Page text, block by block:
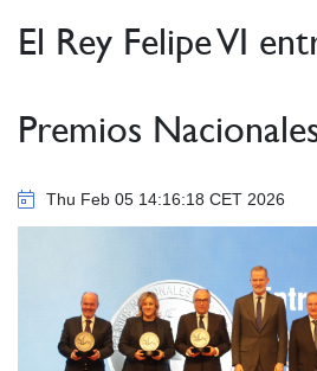
El Rey Felipe VI
Premios
Thu Feb 05 14:16:18 CET 2026